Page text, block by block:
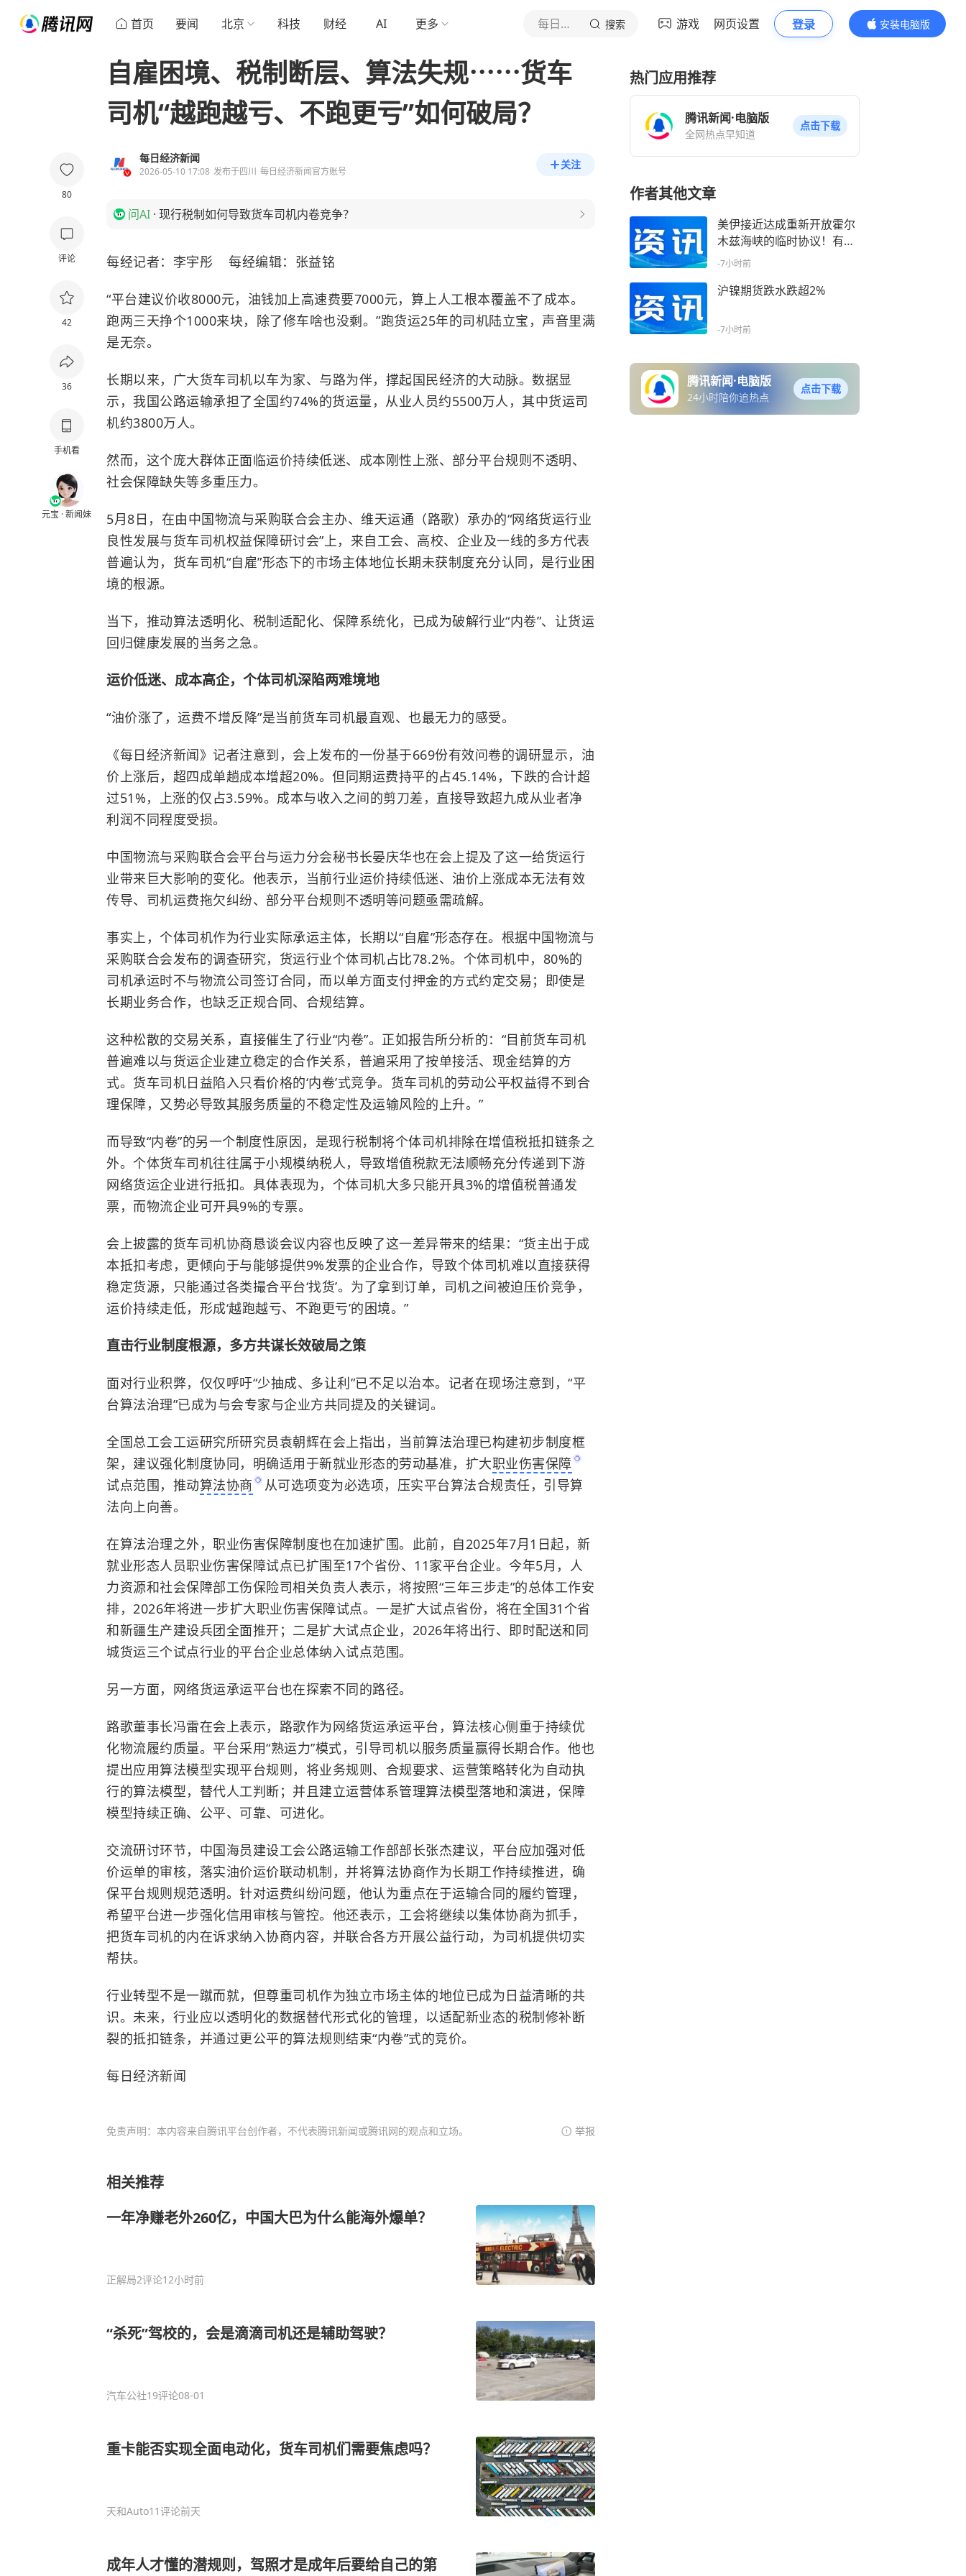
首页 要闻 北京 科技 财经 AI 更多 每日经济新闻 搜索 游戏 网页设置 登录
安装电脑版
内容更精彩
80
评论
42
36
手机看
元宝 · 新闻妹
自雇困境、税制断层、算法失规⋯⋯货车
司机“越跑越亏、不跑更亏”如何破局？
每日经济新闻
2026-05-10 17:08 发布于四川 每日经济新闻官方账号
关注
问AI · 现行税制如何导致货车司机内卷竞争？
每经记者：李宇彤 每经编辑：张益铭
“平台建议价收8000元，油钱加上高速费要7000元，算上人工根本覆盖不了成本。
跑两三天挣个1000来块，除了修车啥也没剩。”跑货运25年的司机陆立宝，声音里满
是无奈。
长期以来，广大货车司机以车为家、与路为伴，撑起国民经济的大动脉。数据显
示，我国公路运输承担了全国约74%的货运量，从业人员约5500万人，其中货运司
机约3800万人。
然而，这个庞大群体正面临运价持续低迷、成本刚性上涨、部分平台规则不透明、
社会保障缺失等多重压力。
5月8日，在由中国物流与采购联合会主办、维天运通（路歌）承办的“网络货运行业
良性发展与货车司机权益保障研讨会”上，来自工会、高校、企业及一线的多方代表
普遍认为，货车司机“自雇”形态下的市场主体地位长期未获制度充分认同，是行业困
境的根源。
当下，推动算法透明化、税制适配化、保障系统化，已成为破解行业“内卷”、让货运
回归健康发展的当务之急。
运价低迷、成本高企，个体司机深陷两难境地
“油价涨了，运费不增反降”是当前货车司机最直观、也最无力的感受。
《每日经济新闻》记者注意到，会上发布的一份基于669份有效问卷的调研显示，油
价上涨后，超四成单趟成本增超20%。但同期运费持平的占45.14%，下跌的合计超
过51%，上涨的仅占3.59%。成本与收入之间的剪刀差，直接导致超九成从业者净
利润不同程度受损。
中国物流与采购联合会平台与运力分会秘书长晏庆华也在会上提及了这一给货运行
业带来巨大影响的变化。他表示，当前行业运价持续低迷、油价上涨成本无法有效
传导、司机运费拖欠纠纷、部分平台规则不透明等问题亟需疏解。
事实上，个体司机作为行业实际承运主体，长期以“自雇”形态存在。根据中国物流与
采购联合会发布的调查研究，货运行业个体司机占比78.2%。个体司机中，80%的
司机承运时不与物流公司签订合同，而以单方面支付押金的方式约定交易；即使是
长期业务合作，也缺乏正规合同、合规结算。
这种松散的交易关系，直接催生了行业“内卷”。正如报告所分析的：“目前货车司机
普遍难以与货运企业建立稳定的合作关系，普遍采用了按单接活、现金结算的方
式。货车司机日益陷入只看价格的‘内卷’式竞争。货车司机的劳动公平权益得不到合
理保障，又势必导致其服务质量的不稳定性及运输风险的上升。”
而导致“内卷”的另一个制度性原因，是现行税制将个体司机排除在增值税抵扣链条之
外。个体货车司机往往属于小规模纳税人，导致增值税款无法顺畅充分传递到下游
网络货运企业进行抵扣。具体表现为，个体司机大多只能开具3%的增值税普通发
票，而物流企业可开具9%的专票。
会上披露的货车司机协商恳谈会议内容也反映了这一差异带来的结果：“货主出于成
本抵扣考虑，更倾向于与能够提供9%发票的企业合作，导致个体司机难以直接获得
稳定货源，只能通过各类撮合平台‘找货’。为了拿到订单，司机之间被迫压价竞争，
运价持续走低，形成‘越跑越亏、不跑更亏’的困境。”
直击行业制度根源，多方共谋长效破局之策
面对行业积弊，仅仅呼吁“少抽成、多让利”已不足以治本。记者在现场注意到，“平
台算法治理”已成为与会专家与企业方共同提及的关键词。
全国总工会工运研究所研究员袁朝辉在会上指出，当前算法治理已构建初步制度框
架，建议强化制度协同，明确适用于新就业形态的劳动基准，扩大职业伤害保障
试点范围，推动算法协商
从可选项变为必选项，压实平台算法合规责任，引导算
法向上向善。
在算法治理之外，职业伤害保障制度也在加速扩围。此前，自2025年7月1日起，新
就业形态人员职业伤害保障试点已扩围至17个省份、11家平台企业。今年5月，人
力资源和社会保障部工伤保险司相关负责人表示，将按照“三年三步走”的总体工作安
排，2026年将进一步扩大职业伤害保障试点。一是扩大试点省份，将在全国31个省
和新疆生产建设兵团全面推开；二是扩大试点企业，2026年将出行、即时配送和同
城货运三个试点行业的平台企业总体纳入试点范围。
另一方面，网络货运承运平台也在探索不同的路径。
路歌董事长冯雷在会上表示，路歌作为网络货运承运平台，算法核心侧重于持续优
化物流履约质量。平台采用“熟运力”模式，引导司机以服务质量赢得长期合作。他也
提出应用算法模型实现平台规则，将业务规则、合规要求、运营策略转化为自动执
行的算法模型，替代人工判断；并且建立运营体系管理算法模型落地和演进，保障
模型持续正确、公平、可靠、可进化。
交流研讨环节，中国海员建设工会公路运输工作部部长张杰建议，平台应加强对低
价运单的审核，落实油价运价联动机制，并将算法协商作为长期工作持续推进，确
保平台规则规范透明。针对运费纠纷问题，他认为重点在于运输合同的履约管理，
希望平台进一步强化信用审核与管控。他还表示，工会将继续以集体协商为抓手，
把货车司机的内在诉求纳入协商内容，并联合各方开展公益行动，为司机提供切实
帮扶。
行业转型不是一蹴而就，但尊重司机作为独立市场主体的地位已成为日益清晰的共
识。未来，行业应以透明化的数据替代形式化的管理，以适配新业态的税制修补断
裂的抵扣链条，并通过更公平的算法规则结束“内卷”式的竞价。
每日经济新闻
免责声明：本内容来自腾讯平台创作者，不代表腾讯新闻或腾讯网的观点和立场。 举报
相关推荐
一年净赚老外260亿，中国大巴为什么能海外爆单？
正解局2评论12小时前
“杀死”驾校的，会是滴滴司机还是辅助驾驶？
汽车公社19评论08-01
重卡能否实现全面电动化，货车司机们需要焦虑吗？
天和Auto11评论前天
成年人才懂的潜规则，驾照才是成年后要给自己的第
热门应用推荐
腾讯新闻·电脑版
全网热点早知道
点击下载
作者其他文章
美伊接近达成重新开放霍尔
木兹海峡的临时协议！有色
金属ETF天弘（159157）标
为深市同标的第一
-7小时前
沪镍期货跌水跌超2%
-7小时前
腾讯新闻·电脑版
24小时陪你追热点
点击下载